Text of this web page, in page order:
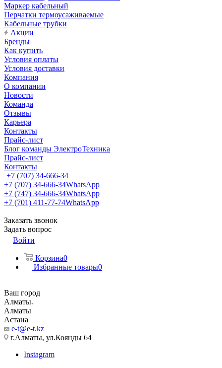
Маркер кабельный
Перчатки термоусаживаемые
Кабельные трубки
Акции
Бренды
Как купить
Условия оплаты
Условия доставки
Компания
О компании
Новости
Команда
Отзывы
Карьера
Контакты
Прайс-лист
Блог команды ЭлектроТехника
Прайс-лист
Контакты
+7 (707) 34-666-34
+7 (707) 34-666-34WhatsApp
+7 (747) 34-666-34WhatsApp
+7 (701) 411-77-74WhatsApp
Заказать звонок
Задать вопрос
Войти
Корзина0
Избранные товары0
Ваш город
Алматы
Алматы
Астана
e-t@e-t.kz
г.Алматы, ул.Коянды 64
Instagram